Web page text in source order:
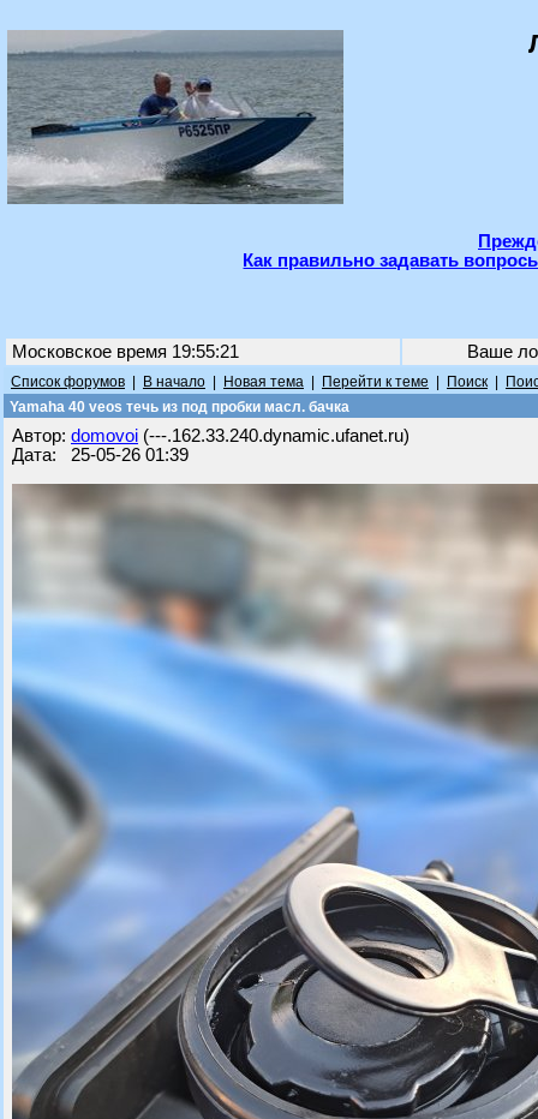
Как правильно задавать
Московское время 19:55:21 Ваше
Список форумов В начало Новая тема Перейти к теме Поиск
Yamaha 40 veos течь из под пробки масл. бачка
Автор: domovoi (---.162.33.240.dynamic.ufanet.ru)
Дата: 25-05-26 01:39